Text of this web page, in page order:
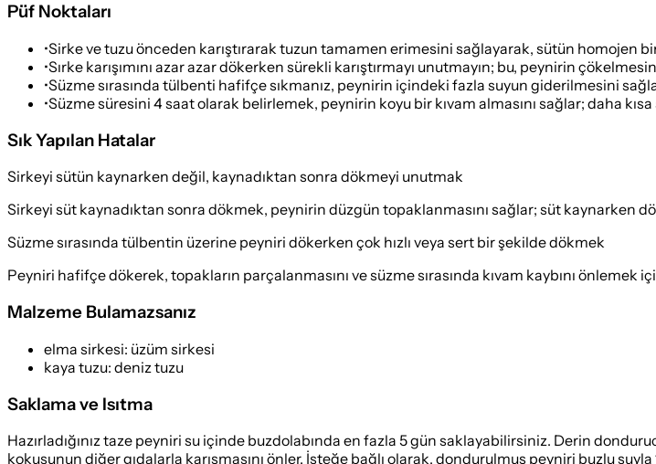
Püf Noktaları
•Sirke ve tuzu önceden karıştırarak tuzun tamamen erimesini sağlayarak, sütün homojen
•Sırke karışımını azar azar dökerken sürekli karıştırmayı unutmayın; bu, peynirin
•Süzme sırasında tülbenti hafifçe sıkmanız, peynirin içindeki fazla suyun giderilmesini sağlar;
•Süzme süresini 4 saat olarak belirlemek, peynirin koyu bir kıvam almasını sağlar; daha
Sık Yapılan Hatalar
Sirkeyi sütün kaynarken değil, kaynadıktan sonra dökmeyi unutmak
Sirkeyi süt kaynadıktan sonra dökmek, peynirin düzgün topaklanmasını sağlar; süt kaynarken
Süzme sırasında tülbentin üzerine peyniri dökerken çok hızlı veya sert bir şekilde dökmek
Peyniri hafifçe dökerek, topakların parçalanmasını ve süzme sırasında kıvam kaybını
Malzeme Bulamazsanız
elma sirkesi: üzüm sirkesi
kaya tuzu: deniz tuzu
Saklama ve Isıtma
Hazırladığınız taze peyniri su içinde buzdolabında en fazla 5 gün saklayabilirsiniz. Derin
kokusunun diğer gıdalarla karışmasını önler. İsteğe bağlı olarak, dondurulmuş peyniri buzlu